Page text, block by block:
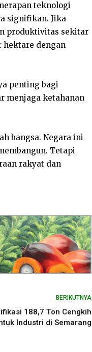
teknologi
signifikan. Jika
produktivitas sekitar
hektare dengan
penting bagi
menjaga ketahanan
bangsa. Negara ini
Tetapi
rakyat dan
BERIKUTNYA
188,7 Ton Cengkih
Industri di Semarang